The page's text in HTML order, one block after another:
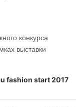
конкурса
выставки